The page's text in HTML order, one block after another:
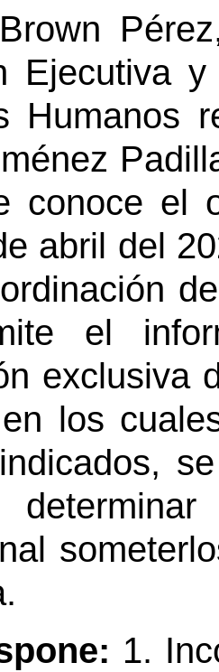
Ejecutiva
Humanos
conoce el
abril del
el
exclusiva
los
1.